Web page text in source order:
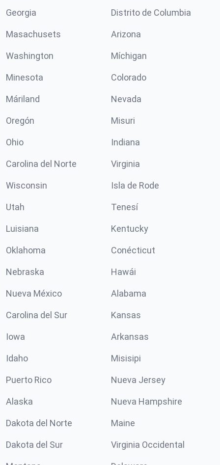
Georgia Distrito de Columbia
Masachusets Arizona
Washington Míchigan
Minesota Colorado
Máriland Nevada
Oregón Misuri
Ohio Indiana
Carolina del Norte Virginia
Wisconsin Isla de Rode
Utah Tenesí
Luisiana Kentucky
Oklahoma Conécticut
Nebraska Hawái
Nueva México Alabama
Carolina del Sur Kansas
Iowa Arkansas
Idaho Misisipi
Puerto Rico Nueva Jersey
Alaska Nueva Hampshire
Dakota del Norte Maine
Dakota del Sur Virginia Occidental